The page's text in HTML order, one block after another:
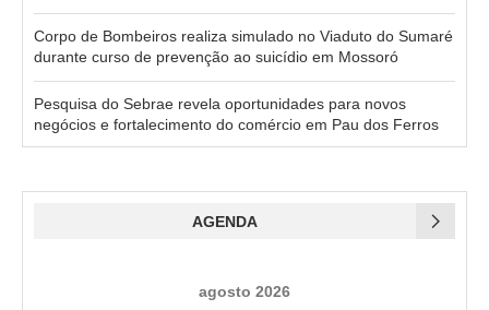
Corpo de Bombeiros realiza simulado no Viaduto do Sumaré
durante curso de prevenção ao suicídio em Mossoró
Pesquisa do Sebrae revela oportunidades para novos
negócios e fortalecimento do comércio em Pau dos Ferros
AGENDA
agosto 2026